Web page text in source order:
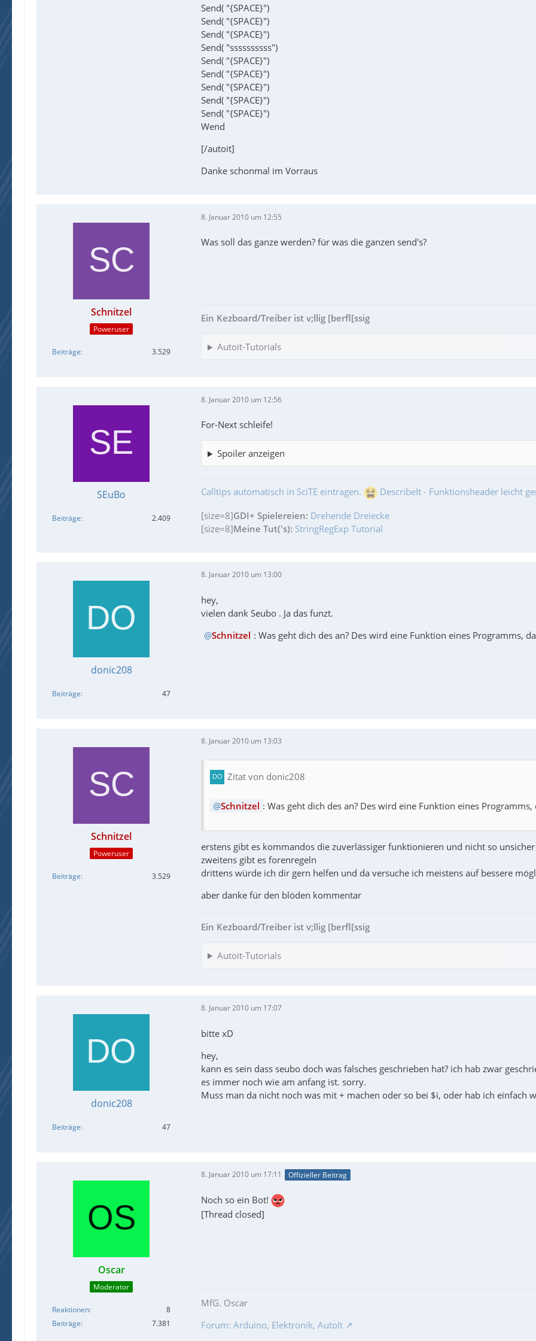
Send( "{SPACE}")
Send( "{SPACE}")
Send( "{SPACE}")
Send( "ssssssssss")
Send( "{SPACE}")
Send( "{SPACE}")
Send( "{SPACE}")
Send( "{SPACE}")
Send( "{SPACE}")
Wend
[/autoit]
Danke schonmal im Vorraus
Schnitzel
Poweruser
Beiträge 3.529
8. Januar 2010 um 12:55
Was soll das ganze werden? für was die ganzen send's?
Ein Kezboard/Treiber ist v;llig [berfl[ssig
Autoit-Tutorials
SEuBo
Beiträge 2.409
8. Januar 2010 um 12:56
For-Next schleife!
Spoiler anzeigen
Calltips automatisch in SciTE eintragen.
DescribeIt - Funktionsheader leicht
[size=8]GDI+ Spielereien: Drehende Dreiecke
[size=8]Meine Tut('s): StringRegExp Tutorial
donic208
Beiträge 47
8. Januar 2010 um 13:00
hey,
vielen dank Seubo . Ja das funzt.
Schnitzel : Was geht dich des an? Des wird eine Funktion eines Programms,
Schnitzel
Poweruser
Beiträge 3.529
8. Januar 2010 um 13:03
Zitat von donic208
Schnitzel : Was geht dich des an? Des wird eine Funktion eines
erstens gibt es kommandos die zuverlässiger funktionieren und nicht so
zweitens gibt es forenregeln
drittens würde ich dir gern helfen und da versuche ich meistens auf bessere
aber danke für den blöden kommentar
Ein Kezboard/Treiber ist v;llig [berfl[ssig
Autoit-Tutorials
donic208
Beiträge 47
8. Januar 2010 um 17:07
bitte xD
hey,
kann es sein dass seubo doch was falsches geschrieben hat? ich hab zwar
es immer noch wie am anfang ist. sorry.
Muss man da nicht noch was mit + machen oder so bei $i, oder hab ich einfach
Oscar
Moderator
Reaktionen
8
Beiträge
7.381
8. Januar 2010 um 17:11 Offizieller Beitrag
Noch so ein Bot!
[Thread closed]
MfG. Oscar
Forum: Arduino, Elektronik, AutoIt